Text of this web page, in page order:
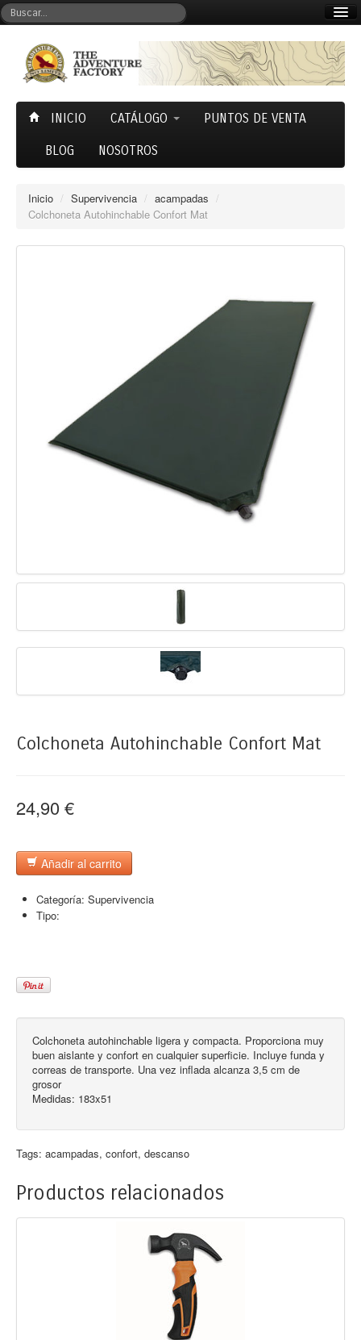
Carrito (0)
INICIO CATÁLOGO PUNTOS DE VENTA
BLOG NOSOTROS
Inicio / Supervivencia / acampadas /
Colchoneta Autohinchable Confort Mat
Colchoneta Autohinchable Confort Mat
24,90 €
Añadir al carrito
Categoría: Supervivencia
Tipo:
Colchoneta autohinchable ligera y compacta. Proporciona muy
buen aislante y confort en cualquier superficie. Incluye funda y
correas de transporte. Una vez inflada alcanza 3,5 cm de
grosor
Medidas: 183x51
Tags: acampadas, confort, descanso
Productos relacionados